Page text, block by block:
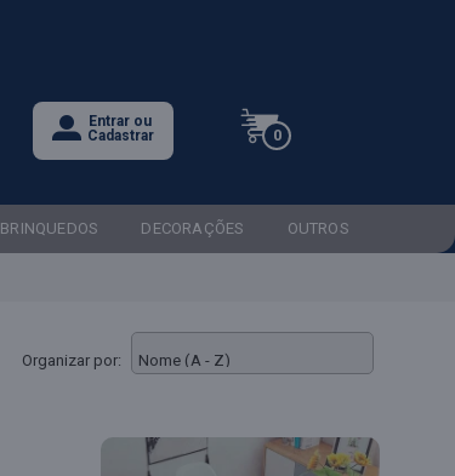
Entrar ou
Cadastrar
0
BRINQUEDOS DECORAÇÕES OUTROS
Organizar por: